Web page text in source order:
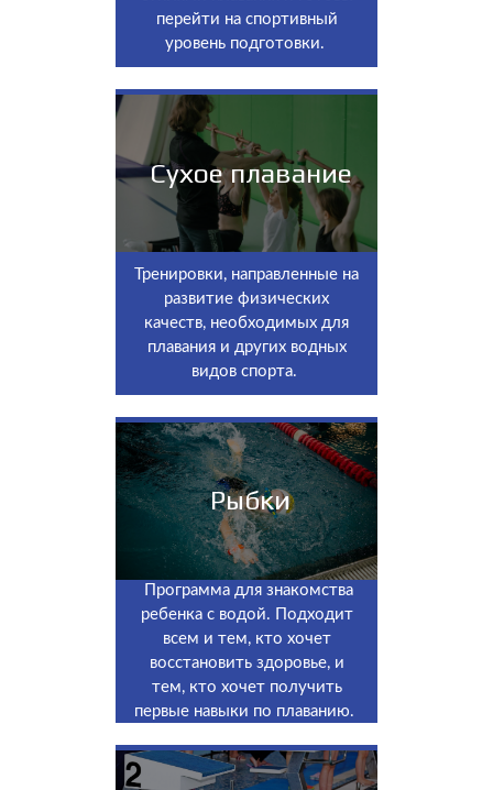
перейти на спортивный
уровень подготовки.
Сухое плавание
Тренировки, направленные на
развитие физических
качеств, необходимых для
плавания и других водных
видов спорта.
Рыбки
Программа для знакомства
ребенка с водой. Подходит
всем и тем, кто хочет
восстановить здоровье, и
тем, кто хочет получить
первые навыки по плаванию.